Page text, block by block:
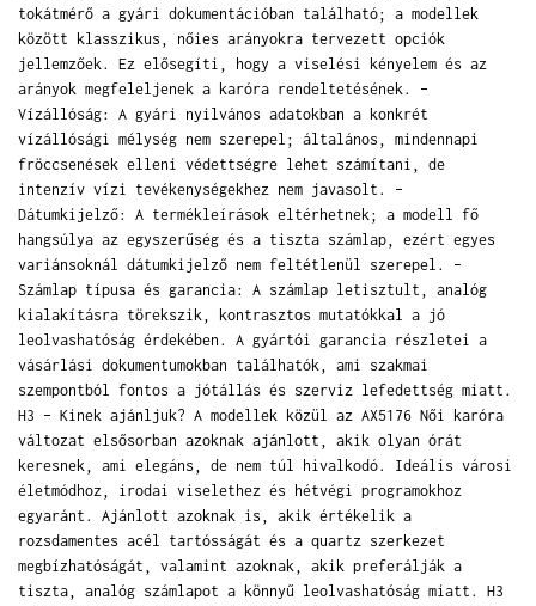
tokátmérő a gyári dokumentációban található; a modellek
között klasszikus, nőies arányokra tervezett opciók
jellemzőek. Ez elősegíti, hogy a viselési kényelem és az
arányok megfeleljenek a karóra rendeltetésének. –
Vízállóság: A gyári nyilvános adatokban a konkrét
vízállósági mélység nem szerepel; általános, mindennapi
fröccsenések elleni védettségre lehet számítani, de
intenzív vízi tevékenységekhez nem javasolt. –
Dátumkijelző: A termékleírások eltérhetnek; a modell fő
hangsúlya az egyszerűség és a tiszta számlap, ezért egyes
variánsoknál dátumkijelző nem feltétlenül szerepel. –
Számlap típusa és garancia: A számlap letisztult, analóg
kialakításra törekszik, kontrasztos mutatókkal a jó
leolvashatóság érdekében. A gyártói garancia részletei a
vásárlási dokumentumokban találhatók, ami szakmai
szempontból fontos a jótállás és szerviz lefedettség miatt.
H3 – Kinek ajánljuk? A modellek közül az AX5176 Női karóra
változat elsősorban azoknak ajánlott, akik olyan órát
keresnek, ami elegáns, de nem túl hivalkodó. Ideális városi
életmódhoz, irodai viselethez és hétvégi programokhoz
egyaránt. Ajánlott azoknak is, akik értékelik a
rozsdamentes acél tartósságát és a quartz szerkezet
megbízhatóságát, valamint azoknak, akik preferálják a
tiszta, analóg számlapot a könnyű leolvashatóság miatt. H3